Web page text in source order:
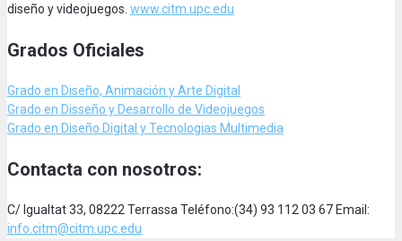
diseño y videojuegos. www.citm.upc.edu
Grados Oficiales
Grado en Diseño, Animación y Arte Digital
Grado en Disseño y Desarrollo de Videojuegos
Grado en Diseño Digital y Tecnologias Multimedia
Contacta con nosotros:
C/ Igualtat 33, 08222 Terrassa Teléfono:(34) 93 112 03 67 Email:
info.citm@citm.upc.edu